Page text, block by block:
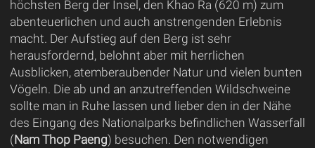
höchsten Berg der Insel, den Khao Ra (620 m) zum
abenteuerlichen und auch anstrengenden Erlebnis
macht. Der Aufstieg auf den Berg ist sehr
herausfordernd, belohnt aber mit herrlichen
Ausblicken, atemberaubender Natur und vielen bunten
Vögeln. Die ab und an anzutreffenden Wildschweine
sollte man in Ruhe lassen und lieber den in der Nähe
des Eingang des Nationalparks befindlichen Wasserfall
(Nam Thop Paeng) besuchen. Den notwendigen